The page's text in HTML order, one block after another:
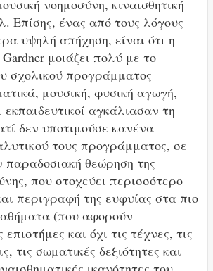
νοημοσύνη, κιναισθητική
Επίσης, ένας από τους λόγους
υψηλή απήχηση, είναι ότι η
μοιάζει πολύ με το
σχολικού προγράμματος
μουσική, φυσική αγωγή,
αγκάλιασαν τη
δεν υποτιμούσε κανένα
τους προγράμματος, σε
παραδοσιακή θεώρηση της
που στοχεύει περισσότερο
περιγραφή της ευφυίας στα πιο
(που αφορούν
και όχι τις τέχνες, τις
τις σωματικές δεξιότητες και